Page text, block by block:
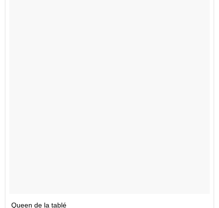
Queen de la tablé